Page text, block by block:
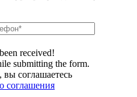
received!
submitting the form.
соглашаетесь
соглашения